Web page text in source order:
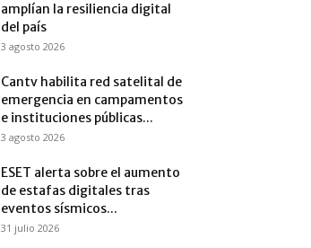
amplían la resiliencia digital
del país
3 agosto 2026
Cantv habilita red satelital de
emergencia en campamentos
e instituciones públicas...
3 agosto 2026
ESET alerta sobre el aumento
de estafas digitales tras
eventos sísmicos...
31 julio 2026